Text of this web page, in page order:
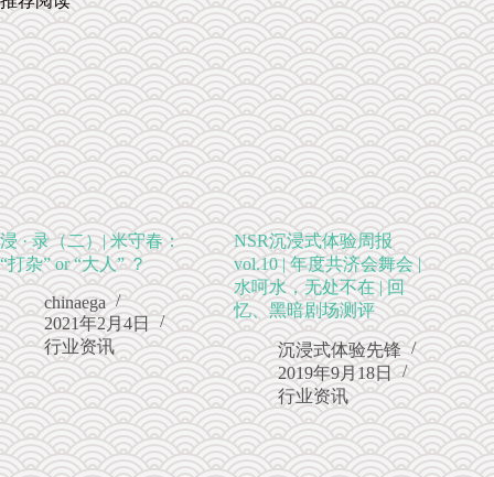
浸 · 录（二）| 米守春：
“打杂” or “大人” ？
chinaega
2021年2月4日
行业资讯
NSR沉浸式体验周报
vol.10 | 年度共济会舞会 |
水呵水，无处不在 | 回
忆、黑暗剧场测评
沉浸式体验先锋
2019年9月18日
行业资讯